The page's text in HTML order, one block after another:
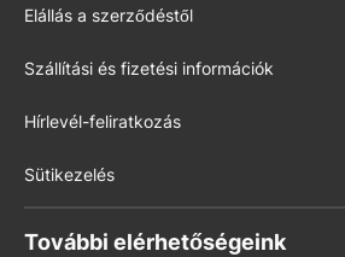
Elállás a szerződéstől
Szállítási és fizetési információk
Hírlevél-feliratkozás
Sütikezelés
További elérhetőségeink